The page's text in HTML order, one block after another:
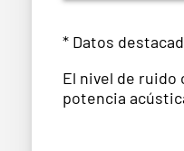
* Datos
El nivel de
potencia